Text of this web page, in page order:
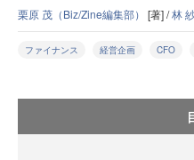
栗原 茂（Biz/Zine編集部） [著] /林
ファイナンス 経営企画 CFO